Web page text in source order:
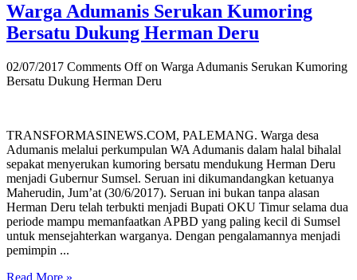
Warga Adumanis Serukan Kumoring
Bersatu Dukung Herman Deru
02/07/2017 Comments Offon Warga Adumanis Serukan Kumoring
Bersatu Dukung Herman Deru
TRANSFORMASINEWS.COM, PALEMANG. Warga desa
Adumanis melalui perkumpulan WA Adumanis dalam halal bihalal
sepakat menyerukan kumoring bersatu mendukung Herman Deru
menjadi Gubernur Sumsel. Seruan ini dikumandangkan ketuanya
Maherudin, Jum’at (30/6/2017). Seruan ini bukan tanpa alasan
Herman Deru telah terbukti menjadi Bupati OKU Timur selama dua
periode mampu memanfaatkan APBD yang paling kecil di Sumsel
untuk mensejahterkan warganya. Dengan pengalamannya menjadi
pemimpin ...
Read More »